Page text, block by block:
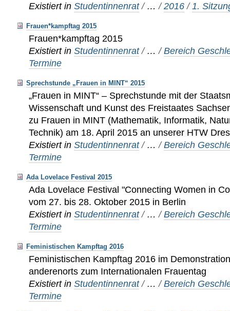
Existiert in Studentinnenrat / …/2016 /1.
Frauen*kampftag 2015
Frauen*kampftag 2015
Existiert in Studentinnenrat / …/Bereich
Termine
Sprechstunde „Frauen in MINT“ 2015
„Frauen in MINT“ – Sprechstunde mit der
Wissenschaft und Kunst des Freistaates
zu Frauen in MINT (Mathematik, Informatik,
Technik) am 18. April 2015 an unserer HTW
Existiert in Studentinnenrat / …/Bereich
Termine
Ada Lovelace Festival 2015
Ada Lovelace Festival "Connecting Women in
vom 27. bis 28. Oktober 2015 in Berlin
Existiert in Studentinnenrat / …/Bereich
Termine
Feministischen Kampftag 2016
Feministischen Kampftag 2016 im
anderenorts zum Internationalen Frauentag
Existiert in Studentinnenrat / …/Bereich
Termine